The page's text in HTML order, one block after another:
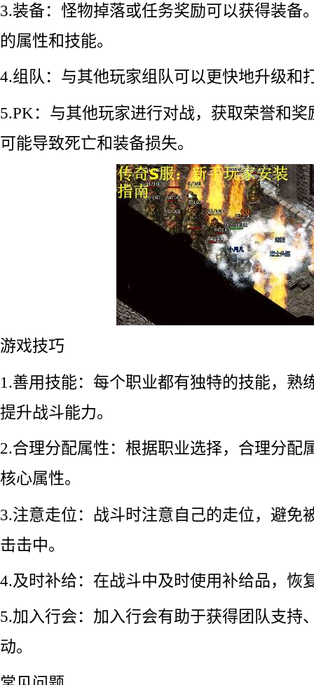
3.装备：怪物掉落或任务奖励可以获得装备
的属性和技能。
4.组队：与其他玩家组队可以更快地升级和
5.PK：与其他玩家进行对战，获取荣誉和
可能导致死亡和装备损失。
游戏技巧
1.善用技能：每个职业都有独特的技能，熟
提升战斗能力。
2.合理分配属性：根据职业选择，合理分配
核心属性。
3.注意走位：战斗时注意自己的走位，避免
击击中。
4.及时补给：在战斗中及时使用补给品，恢
5.加入行会：加入行会有助于获得团队支持
动。